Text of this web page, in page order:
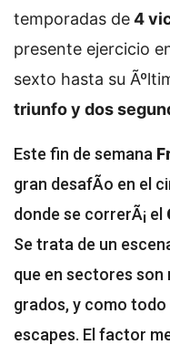
temporadas de4
presente ejercicio
sexto hasta su
triunfo y dos
Este fin de semana
gran desafÃ­o en el
donde se correrÃ¡ el
Se trata de un
que en sectores son
grados, y como
escapes. El factor